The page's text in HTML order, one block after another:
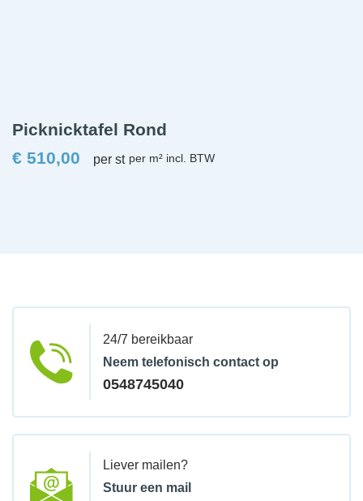
Picknicktafel Rond
€ 510,00 per st
24/7 bereikbaar
Neem telefonisch contact op
0548745040
Liever mailen?
Stuur een mail